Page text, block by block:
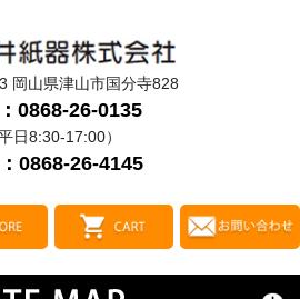
岡山県津山市国分寺828
0868-26-0135
平日8:30-17:00）
0868-26-4145